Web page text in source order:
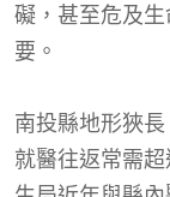
礙，甚至危及
要。
南投縣地形狹
就醫往返常需